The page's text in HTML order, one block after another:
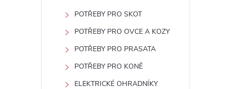
POTŘEBY PRO SKOT
POTŘEBY PRO OVCE A KOZY
POTŘEBY PRO PRASATA
POTŘEBY PRO KONĚ
ELEKTRICKÉ OHRADNÍKY